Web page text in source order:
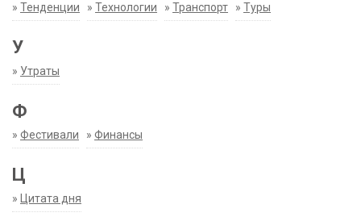
» Тенденции » Технологии » Транспорт » Туры
У
» Утраты
Ф
» Фестивали » Финансы
Ц
» Цитата дня